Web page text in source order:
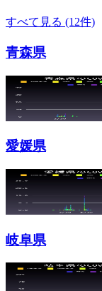
すべて見る (12件)
青森県
愛媛県
岐阜県